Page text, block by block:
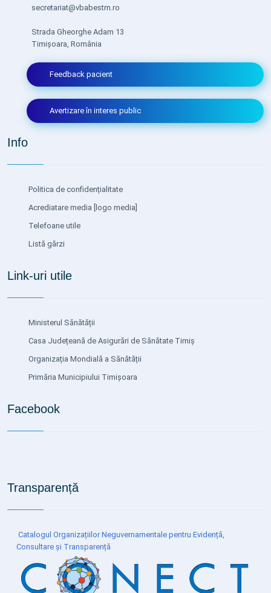
secretariat@vbabestm.ro
Strada Gheorghe Adam 13
Timișoara, România
Feedback pacient
Avertizare în interes public
Info
Politica de confidențialitate
Acrediatare media [logo media]
Telefoane utile
Listă gărzi
Link-uri utile
Ministerul Sănătății
Casa Județeană de Asigurări de Sănătate Timiș
Organizația Mondială a Sănătății
Primăria Municipiului Timișoara
Facebook
Transparență
Catalogul Organizațiilor Neguvernamentale pentru Evidență,
Consultare și Transparență